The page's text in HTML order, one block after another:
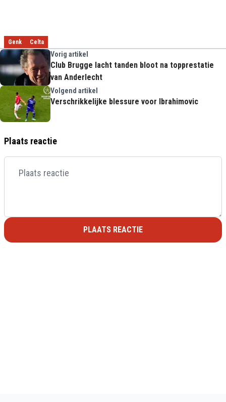
Genk Celta
Vorig artikel
Club Brugge lacht tanden bloot na topprestatie
van Anderlecht
Volgend artikel
Verschrikkelijke blessure voor Ibrahimovic
Plaats reactie
PLAATS REACTIE